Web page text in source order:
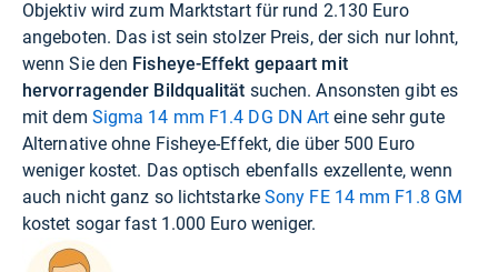
Objektiv wird zum Marktstart für rund 2.130 Euro
angeboten. Das ist sein stolzer Preis, der sich nur lohnt,
wenn Sie den Fisheye-Effekt gepaart mit
hervorragender Bildqualität suchen. Ansonsten gibt es
mit dem Sigma 14 mm F1.4 DG DN Art eine sehr gute
Alternative ohne Fisheye-Effekt, die über 500 Euro
weniger kostet. Das optisch ebenfalls exzellente, wenn
auch nicht ganz so lichtstarke Sony FE 14 mm F1.8 GM
kostet sogar fast 1.000 Euro weniger.